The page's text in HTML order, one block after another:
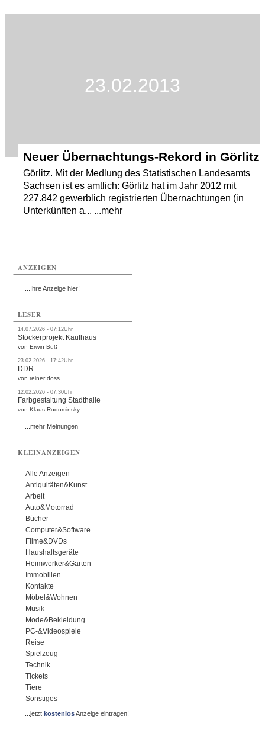
23.02.2013
Neuer Übernachtungs-Rekord in Görlitz
Görlitz. Mit der Medlung des Statistischen Landesamts
Sachsen ist es amtlich: Görlitz hat im Jahr 2012 mit
227.842 gewerblich registrierten Übernachtungen (in
Unterkünften a... ...mehr
ANZEIGEN
...Ihre Anzeige hier!
LESER
14.07.2026 - 07:12Uhr
Stöckerprojekt Kaufhaus
von Erwin Buß
23.02.2026 - 17:42Uhr
DDR
von reiner doss
12.02.2026 - 07:30Uhr
Farbgestaltung Stadthalle
von Klaus Rodominsky
...mehr Meinungen
KLEINANZEIGEN
Alle Anzeigen
Antiquitäten&Kunst
Arbeit
Auto&Motorrad
Bücher
Computer&Software
Filme&DVDs
Haushaltsgeräte
Heimwerker&Garten
Immobilien
Kontakte
Möbel&Wohnen
Musik
Mode&Bekleidung
PC-&Videospiele
Reise
Spielzeug
Technik
Tickets
Tiere
Sonstiges
...jetztkostenlosAnzeige eintragen!